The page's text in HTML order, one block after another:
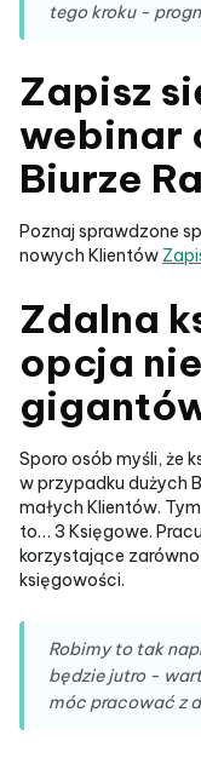
tego kroku -
Zapisz
webinar
Biurze
Poznaj sprawdzone
nowych Klientów
Zdalna
opcja
Sporo osób myśli, że
w przypadku dużych
małych Klientów.
to… 3 Księgowe.
korzystające zarówno
księgowości.
Robimy to tak
będzie jutro -
móc pracować z